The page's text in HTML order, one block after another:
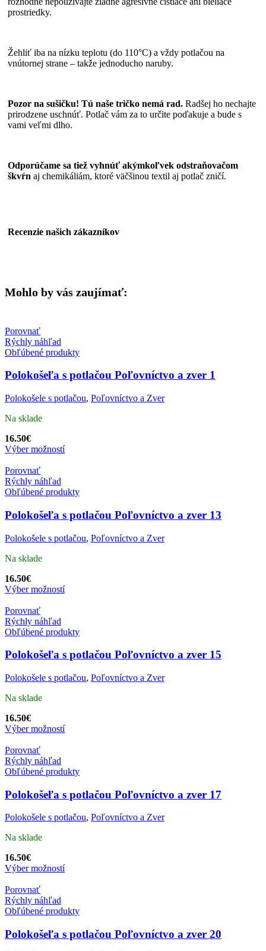
prostriedky.
Žehliť iba na nízku teplotu (do 110°C) a vždy potlačou na
vnútornej strane – takže jednoducho naruby.
Pozor na sušičku! Tú naše tričko nemá rad. Radšej ho nechajte
prirodzene uschnúť. Potlač vám za to určite poďakuje a bude s
vami veľmi dlho.
Odporúčame sa tiež vyhnúť akýmkoľvek odstraňovačom
škvŕn aj chemikáliám, ktoré väčšinou textil aj potlač zničí.
Recenzie našich zákazníkov
Mohlo by vás zaujímať:
Porovnať
Rýchly náhľad
Obľúbené produkty
Polokošeľa s potlačou Poľovníctvo a zver 1
Polokošele s potlačou, Poľovníctvo a Zver
Na sklade
16.50€
Výber možností
Porovnať
Rýchly náhľad
Obľúbené produkty
Polokošeľa s potlačou Poľovníctvo a zver 13
Polokošele s potlačou, Poľovníctvo a Zver
Na sklade
16.50€
Výber možností
Porovnať
Rýchly náhľad
Obľúbené produkty
Polokošeľa s potlačou Poľovníctvo a zver 15
Polokošele s potlačou, Poľovníctvo a Zver
Na sklade
16.50€
Výber možností
Porovnať
Rýchly náhľad
Obľúbené produkty
Polokošeľa s potlačou Poľovníctvo a zver 17
Polokošele s potlačou, Poľovníctvo a Zver
Na sklade
16.50€
Výber možností
Porovnať
Rýchly náhľad
Obľúbené produkty
Polokošeľa s potlačou Poľovníctvo a zver 20